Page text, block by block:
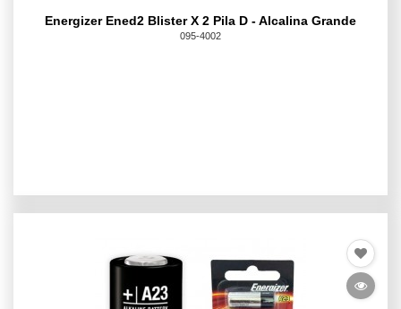
Energizer Ened2 Blister X 2 Pila D - Alcalina Grande
095-4002